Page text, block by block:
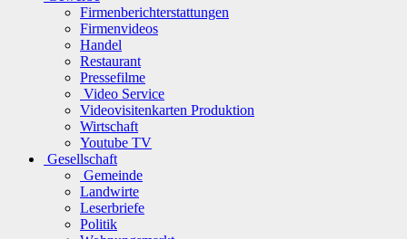
Firmenberichterstattungen
Firmenvideos
Handel
Restaurant
Pressefilme
Video Service
Videovisitenkarten Produktion
Wirtschaft
Youtube TV
Gesellschaft
Gemeinde
Landwirte
Leserbriefe
Politik